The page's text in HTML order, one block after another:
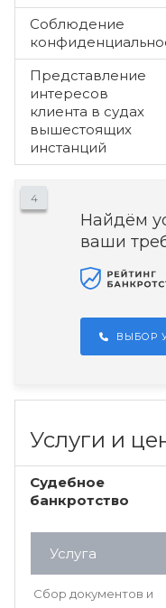
Соблюдение
Представление
интересов
клиента в судах
вышестоящих
инстанций
4
Найдём
ваши
ВЫБОР
Услуги и
Судебное
банкротство
Услуга
Сбор документов и